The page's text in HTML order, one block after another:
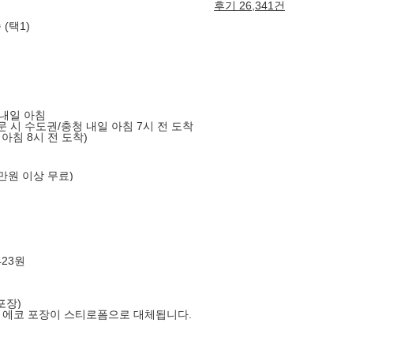
후기 26,341건
(택1)
일 아침
시 수도권/충청 내일 아침 7시 전 도착
침 8시 전 도착)
원 이상 무료)
원
장)
코 포장이 스티로폼으로 대체됩니다.